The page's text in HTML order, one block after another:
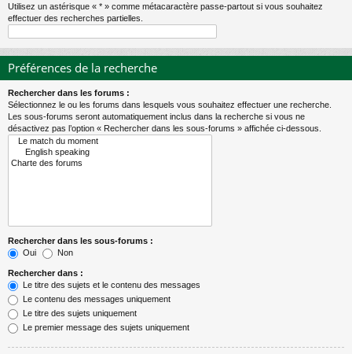
Utilisez un astérisque « * » comme métacaractère passe-partout si vous souhaitez
effectuer des recherches partielles.
Préférences de la recherche
Rechercher dans les forums :
Sélectionnez le ou les forums dans lesquels vous souhaitez effectuer une recherche.
Les sous-forums seront automatiquement inclus dans la recherche si vous ne
désactivez pas l’option « Rechercher dans les sous-forums » affichée ci-dessous.
Rechercher dans les sous-forums :
Oui
Non
Rechercher dans :
Le titre des sujets et le contenu des messages
Le contenu des messages uniquement
Le titre des sujets uniquement
Le premier message des sujets uniquement